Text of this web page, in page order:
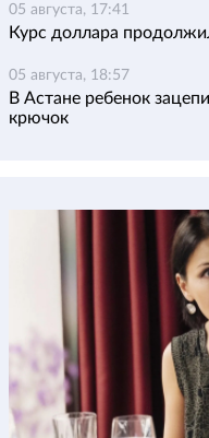
05 августа, 17:41
Курс доллара
05 августа, 18:57
В Астане ребенок
крючок